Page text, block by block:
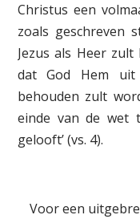
Christus een
zoals geschreven
Jezus als Heer
dat God Hem
behouden zult
einde van de wet
gelooft’ (vs. 4).
Voor een